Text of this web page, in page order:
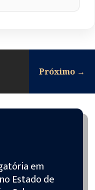
Próximo →
em
Estado de